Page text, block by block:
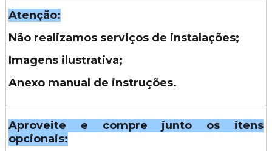
Atenção:
Não realizamos serviços de instalações;
Imagens ilustrativa;
Anexo manual de instruções.
Aproveite e compre junto os itens
opcionais: